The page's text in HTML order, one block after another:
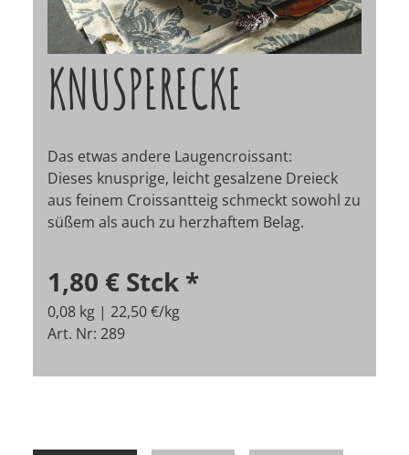
KNUSPERECKE
Das etwas andere Laugencroissant:
Dieses knusprige, leicht gesalzene Dreieck
aus feinem Croissantteig schmeckt sowohl zu
süßem als auch zu herzhaftem Belag.
1,80 € Stck *
0,08 kg | 22,50 €/kg
Art. Nr: 289